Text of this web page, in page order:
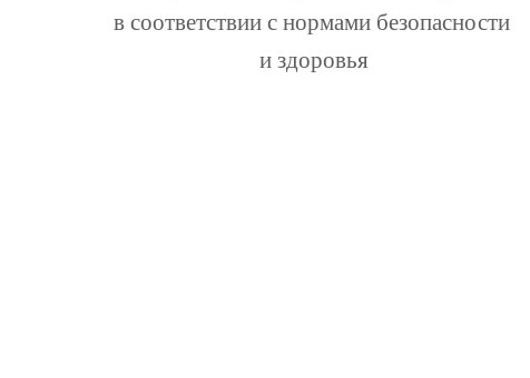
в соответствии с нормами безопасности
и здоровья